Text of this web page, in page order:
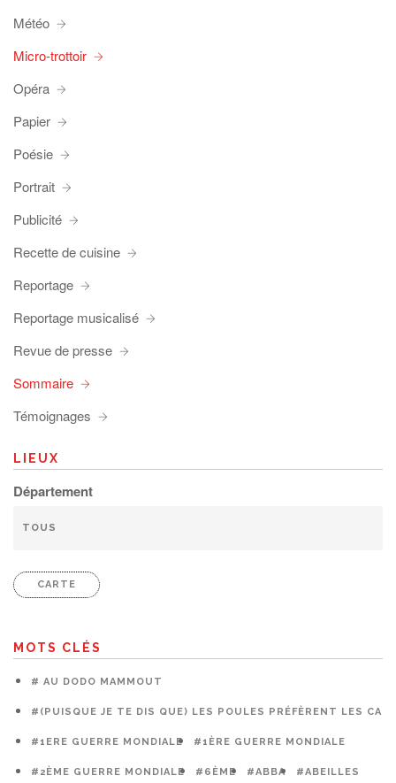
Météo
Micro-trottoir
Opéra
Papier
Poésie
Portrait
Publicité
Recette de cuisine
Reportage
Reportage musicalisé
Revue de presse
Sommaire
Témoignages
LIEUX
Département
CARTE
MOTS CLÉS
# AU DODO MAMMOUT
#(PUISQUE JE TE DIS QUE) LES POULES PRÉFÈRENT LES
#1ERE GUERRE MONDIALE #1ÈRE GUERRE MONDIALE
#2ÈME GUERRE MONDIALE #6ÈME #ABBA #ABEILLES